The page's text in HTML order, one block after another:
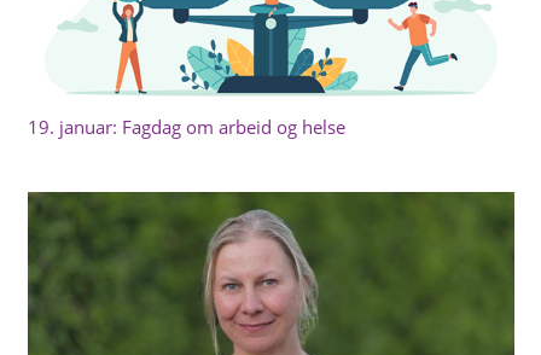
19. januar: Fagdag om arbeid og helse